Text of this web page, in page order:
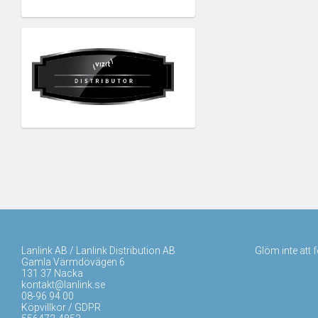
Lanlink AB / Lanlink Distribution AB
Gamla Värmdövägen 6
131 37 Nacka
kontakt@lanlink.se
08-96 94 00
Köpvillkor / GDPR
Glöm inte att